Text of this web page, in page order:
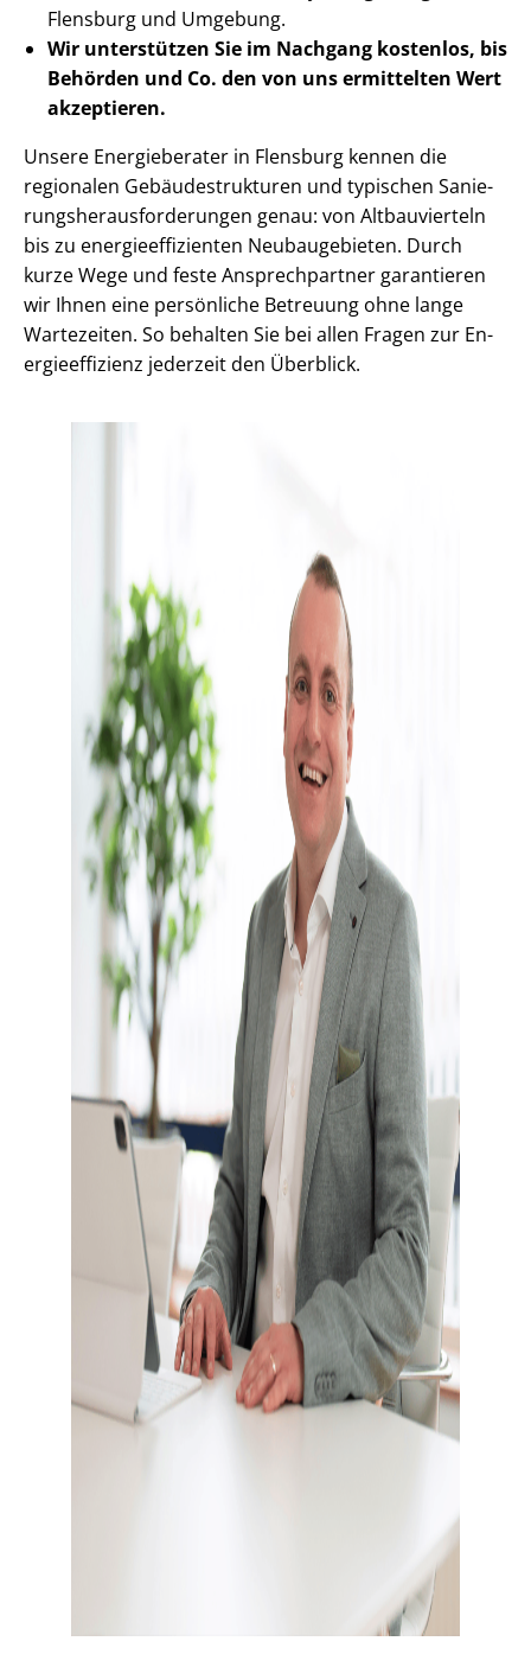
Flensburg und Umgebung.
Wir unterstützen Sie im Nachgang kostenlos, bis
Behörden und Co. den von uns ermittelten Wert
akzeptieren.
Unsere Energieberater in Flensburg kennen die
regionalen Ge­bäu­de­struk­tu­ren und typischen Sa­nie­
rungs­her­aus­for­de­run­gen genau: von Altbauvierteln
bis zu en­er­gie­ef­fi­zi­en­ten Neubaugebieten. Durch
kurze Wege und feste Ansprechpartner garantieren
wir Ihnen eine persönliche Betreuung ohne lange
Wartezeiten. So behalten Sie bei allen Fragen zur En­
er­gie­ef­fi­zi­enz jederzeit den Überblick.